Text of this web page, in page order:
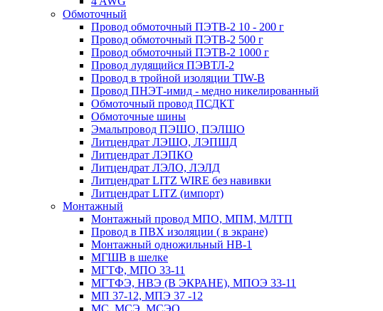
Обмоточный
Провод обмоточный ПЭТВ-2 10 - 200 г
Провод обмоточный ПЭТВ-2 500 г
Провод обмоточный ПЭТВ-2 1000 г
Провод лудящийся ПЭВТЛ-2
Провод в тройной изоляции TIW-B
Провод ПНЭТ-имид - медно никелированный
Обмоточный провод ПСДКТ
Обмоточные шины
Эмальпровод ПЭШО, ПЭЛШО
Литцендрат ЛЭШО, ЛЭПШД
Литцендрат ЛЭПКО
Литцендрат ЛЭЛО, ЛЭЛД
Литцендрат LITZ WIRE без навивки
Литцендрат LITZ (импорт)
Монтажный
Монтажный провод МПО, МПМ, МЛТП
Провод в ПВХ изоляции ( в экране)
Монтажный одножильный HB-1
МГШВ в шелке
МГТФ, МПО 33-11
МГТФЭ, НВЭ (В ЭКРАНЕ), МПОЭ 33-11
МП 37-12, МПЭ 37 -12
МС, МСЭ, МСЭО